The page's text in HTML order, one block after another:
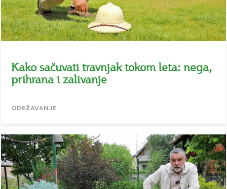
Kako sačuvati travnjak tokom leta: nega,
prihrana i zalivanje
ODRŽAVANJE